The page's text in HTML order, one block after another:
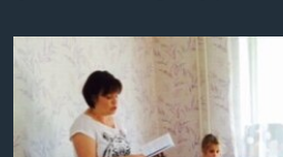
XALQARO HAYOT
VASHINGTON CHOYXONASI
MOBIL-SALOM!
YOUTUBE
INSTAGRAM
INGLIZ TILI DARSLARI
EDITORIAL
Learning English